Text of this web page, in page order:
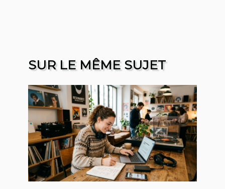
SUR LE MÊME SUJET